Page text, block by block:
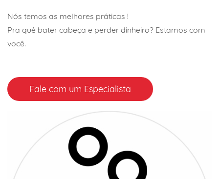
Nós temos as melhores práticas !
Pra quê bater cabeça e perder dinheiro? Estamos com
você.
Fale com um Especialista